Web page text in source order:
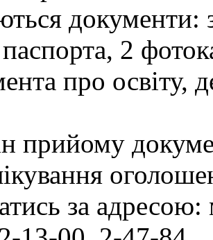
документи:
паспорта, 2
про освіту,
прийому
за